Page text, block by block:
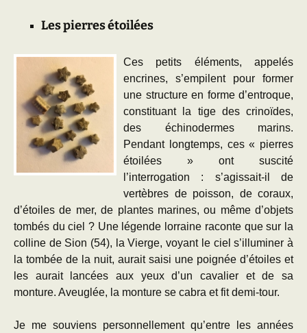
Les pierres étoilées
Ces petits éléments, appelés
encrines, s’empilent pour former
une structure en forme d’entroque,
constituant la tige des crinoïdes,
des échinodermes marins.
Pendant longtemps, ces « pierres
étoilées » ont suscité
l’interrogation : s’agissait-il de
vertèbres de poisson, de coraux,
d’étoiles de mer, de plantes marines, ou même d’objets
tombés du ciel ? Une légende lorraine raconte que sur la
colline de Sion (54), la Vierge, voyant le ciel s’illuminer à
la tombée de la nuit, aurait saisi une poignée d’étoiles et
les aurait lancées aux yeux d’un cavalier et de sa
monture. Aveuglée, la monture se cabra et fit demi-tour.
Je me souviens personnellement qu’entre les années